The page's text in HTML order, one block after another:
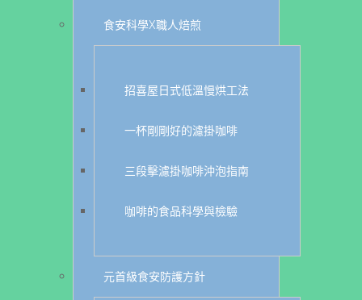
食安科學X職人焙煎
招喜屋日式低溫慢烘工法
一杯剛剛好的濾掛咖啡
三段擊濾掛咖啡沖泡指南
咖啡的食品科學與檢驗
元首級食安防護方針